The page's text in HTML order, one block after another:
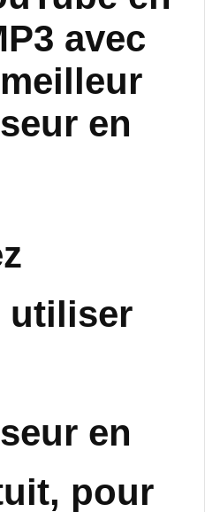
avec
en
utiliser
en
pour